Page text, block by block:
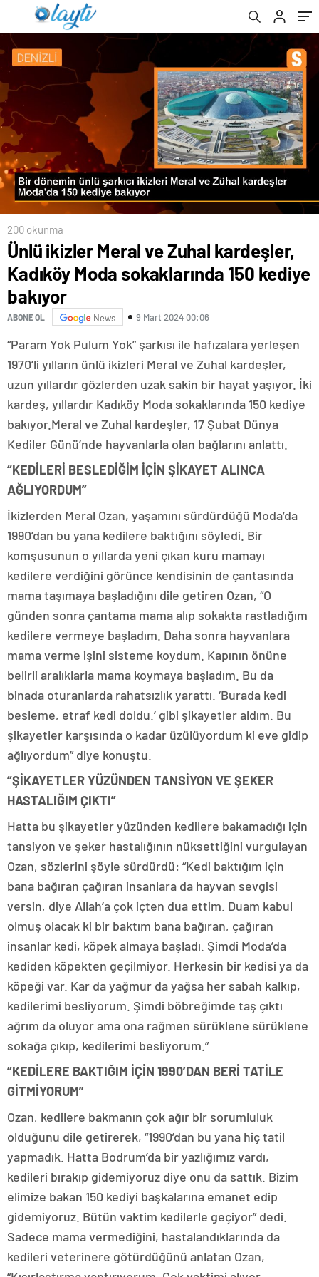
200 okunma
Ünlü ikizler Meral ve Zuhal kardeşler,
Kadıköy Moda sokaklarında 150 kediye
bakıyor
ABONE OL News 9 Mart 2024 00:06
“Param Yok Pulum Yok” şarkısı ile hafızalara yerleşen
1970’li yılların ünlü ikizleri Meral ve Zuhal kardeşler,
uzun yıllardır gözlerden uzak sakin bir hayat yaşıyor. İki
kardeş, yıllardır Kadıköy Moda sokaklarında 150 kediye
bakıyor.Meral ve Zuhal kardeşler, 17 Şubat Dünya
Kediler Günü’nde hayvanlarla olan bağlarını anlattı.
“KEDİLERİ BESLEDİĞİM İÇİN ŞİKAYET ALINCA
AĞLIYORDUM”
İkizlerden Meral Ozan, yaşamını sürdürdüğü Moda’da
1990’dan bu yana kedilere baktığını söyledi. Bir
komşusunun o yıllarda yeni çıkan kuru mamayı
kedilere verdiğini görünce kendisinin de çantasında
mama taşımaya başladığını dile getiren Ozan, “O
günden sonra çantama mama alıp sokakta rastladığım
kedilere vermeye başladım. Daha sonra hayvanlara
mama verme işini sisteme koydum. Kapının önüne
belirli aralıklarla mama koymaya başladım. Bu da
binada oturanlarda rahatsızlık yarattı. ‘Burada kedi
besleme, etraf kedi doldu.’ gibi şikayetler aldım. Bu
şikayetler karşısında o kadar üzülüyordum ki eve gidip
ağlıyordum” diye konuştu.
“ŞİKAYETLER YÜZÜNDEN TANSİYON VE ŞEKER
HASTALIĞIM ÇIKTI”
Hatta bu şikayetler yüzünden kedilere bakamadığı için
tansiyon ve şeker hastalığının nüksettiğini vurgulayan
Ozan, sözlerini şöyle sürdürdü: “Kedi baktığım için
bana bağıran çağıran insanlara da hayvan sevgisi
versin, diye Allah’a çok içten dua ettim. Duam kabul
olmuş olacak ki bir baktım bana bağıran, çağıran
insanlar kedi, köpek almaya başladı. Şimdi Moda’da
kediden köpekten geçilmiyor. Herkesin bir kedisi ya da
köpeği var. Kar da yağmur da yağsa her sabah kalkıp,
kedilerimi besliyorum. Şimdi böbreğimde taş çıktı
ağrım da oluyor ama ona rağmen sürüklene sürüklene
sokağa çıkıp, kedilerimi besliyorum.”
“KEDİLERE BAKTIĞIM İÇİN 1990’DAN BERİ TATİLE
GİTMİYORUM”
Ozan, kedilere bakmanın çok ağır bir sorumluluk
olduğunu dile getirerek, “1990’dan bu yana hiç tatil
yapmadık. Hatta Bodrum’da bir yazlığımız vardı,
kedileri bırakıp gidemiyoruz diye onu da sattık. Bizim
elimize bakan 150 kediyi başkalarına emanet edip
gidemiyoruz. Bütün vaktim kedilerle geçiyor” dedi.
Sadece mama vermediğini, hastalandıklarında da
kedileri veterinere götürdüğünü anlatan Ozan,